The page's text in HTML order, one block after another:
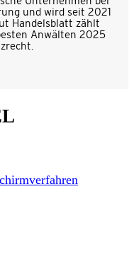
und wird seit 2021
Handelsblatt zählt
Anwälten 2025